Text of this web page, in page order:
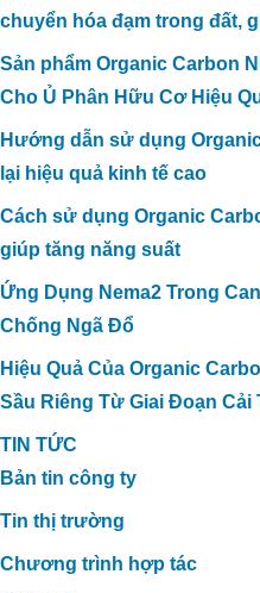
CÔNG NGHỆ
LÝ TRIỆT ĐỂ MÙI
chuyển hóa đạm trong đất,
Sản phẩm Organic Carbon
Cho Ủ Phân Hữu Cơ Hiệu
Hướng dẫn sử dụng
lại hiệu quả kinh tế cao
Cách sử dụng Organic
giúp tăng năng suất
Ứng Dụng Nema2 Trong
Chống Ngã Đổ
Hiệu Quả Của Organic
Sầu Riêng Từ Giai Đoạn
TIN TỨC
Bản tin công ty
Tin thị trường
Chương trình hợp tác